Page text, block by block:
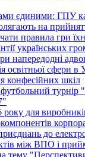
єдиними: ГПУ
на
правила гри
українських
напередодні
освітньої сфери в
конфесійних шкіл
турнір
для
до
між ВПО і
тему